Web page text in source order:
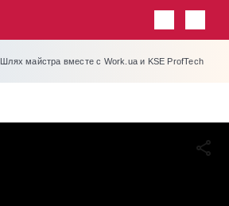
Шлях майстра вместе с Work.ua и KSE ProfTech